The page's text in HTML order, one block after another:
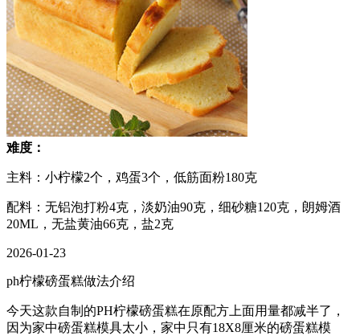
难度：
主料：小柠檬2个，鸡蛋3个，低筋面粉180克
配料：无铝泡打粉4克，淡奶油90克，细砂糖120克，朗姆酒
20ML，无盐黄油66克，盐2克
2026-01-23
ph柠檬磅蛋糕做法介绍
今天这款自制的PH柠檬磅蛋糕在原配方上面用量都减半了，
因为家中磅蛋糕模具太小，家中只有18X8厘米的磅蛋糕模